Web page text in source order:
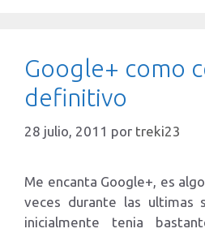
Google+ como
definitivo
28 julio, 2011 por treki23
Me encanta Google+, es
veces durante las ultimas
inicialmente tenia